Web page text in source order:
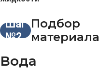
Шаг
№2
Подбор
материала
Вода